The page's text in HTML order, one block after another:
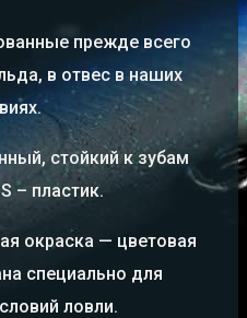
прежде всего
в отвес в наших
стойкий к зубам
– пластик.
окраска — цветовая
специально для
ловли.